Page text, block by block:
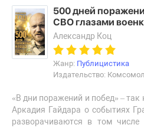
500 дней
СВО глазами
Александр Коц
Жанр: Публицистика
Издательство:
«В дни поражений и побед» –
Аркадия Гайдара о событиях
разворачиваются в том